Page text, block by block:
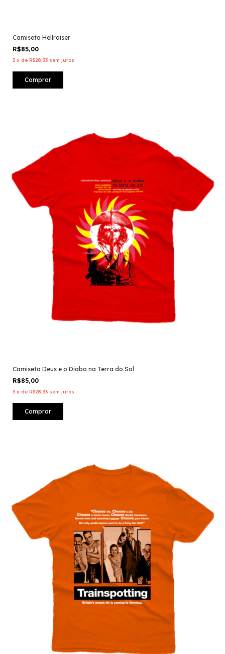
Camiseta Hellraiser
R$85,00
3 x de R$28,33 sem juros
Comprar
Camiseta Deus e o Diabo na Terra do Sol
R$85,00
3 x de R$28,33 sem juros
Comprar